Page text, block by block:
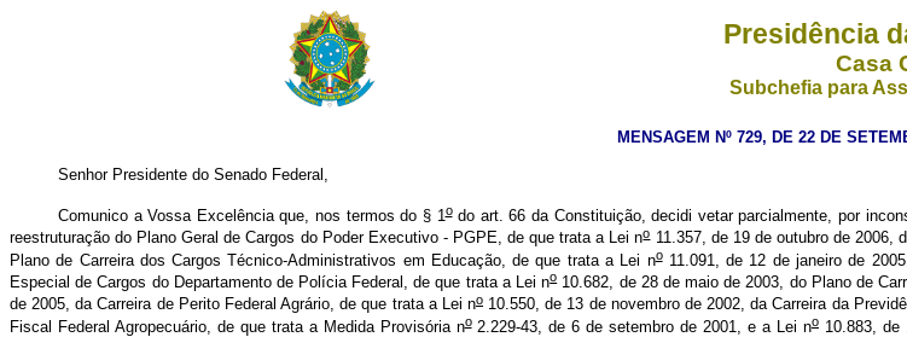
Presidência
Casa
Subchefia para
MENSAGEM Nº 729, DE 22 DE
Senhor Presidente do Senado Federal,
Comunico a Vossa Excelência que, nos termos do § 1odo art. 66 da Constituição, decidi vetar parcialmente, por
reestruturação do Plano Geral de Cargos do Poder Executivo - PGPE, de que trata a Lei no11.357, de 19 de outubro de 2006,
Plano de Carreira dos Cargos Técnico-Administrativos em Educação, de que trata a Lei no11.091, de 12 de janeiro de
Especial de Cargos do Departamento de Polícia Federal, de que trata a Lei no10.682, de 28 de maio de 2003, do Plano de
de 2005, da Carreira de Perito Federal Agrário, de que trata a Lei no 10.550, de 13 de novembro de 2002, da Carreira da
Fiscal Federal Agropecuário, de que trata a Medida Provisória no2.229-43, de 6 de setembro de 2001, e a Lei no10.883, de